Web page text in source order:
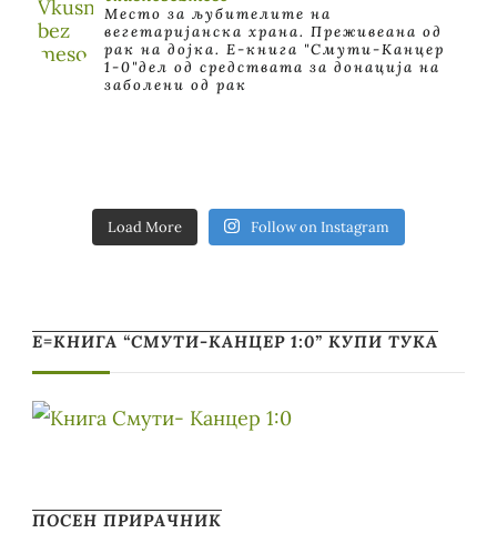
Место за љубителите на
вегетаријанска храна. Преживеана од
рак на дојка. E-книга "Смути-Канцер
1-0"дел од средствата за донација на
заболени од рак
Load More Follow on Instagram
Е=КНИГА “СМУТИ-КАНЦЕР 1:0” КУПИ ТУКА
ПОСЕН ПРИРАЧНИК